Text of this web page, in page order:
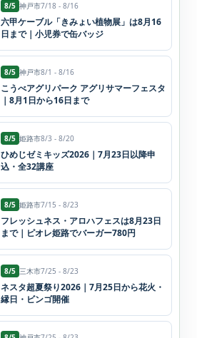
8/5 神戸市7/18 - 8/16
六甲ケーブル「きみょい植物展」は8月16
日まで｜小児券で缶バッジ
8/5 神戸市8/1 - 8/16
こうべアグリパーク アグリサマーフェスタ
｜8月1日から16日まで
8/5 姫路市8/3 - 8/20
ひめじゼミキッズ2026｜7月23日以降申
込・全32講座
8/5 姫路市7/15 - 8/23
フレッシュネス・アロハフェスは8月23日
まで｜ピオレ姫路でバーガー780円
8/5 三木市7/25 - 8/23
ネスタ超夏祭り2026｜7月25日から花火・
縁日・ビンゴ開催